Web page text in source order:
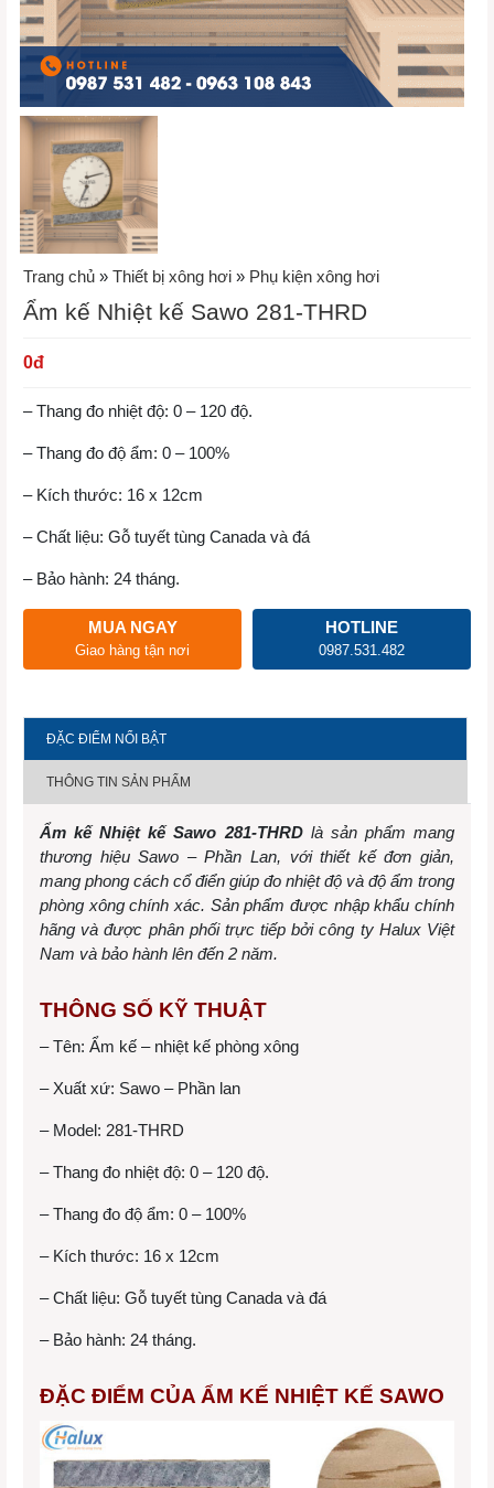
Trang chủ » Thiết bị xông hơi » Phụ kiện xông hơi
Ẩm kế Nhiệt kế Sawo 281-THRD
0đ
– Thang đo nhiệt độ: 0 – 120 độ.
– Thang đo độ ẩm: 0 – 100%
– Kích thước: 16 x 12cm
– Chất liệu: Gỗ tuyết tùng Canada và đá
– Bảo hành: 24 tháng.
MUA NGAY
Giao hàng tận nơi
HOTLINE
0987.531.482
ĐẶC ĐIỂM NỔI BẬT
THÔNG TIN SẢN PHẨM
Ẩm kế Nhiệt kế Sawo 281-THRDlà sản phẩm mang
thương hiệu Sawo – Phần Lan, với thiết kế đơn giản,
mang phong cách cổ điển giúp đo nhiệt độ và độ ẩm trong
phòng xông chính xác. Sản phẩm được nhập khẩu chính
hãng và được phân phối trực tiếp bởi công ty Halux Việt
Nam và bảo hành lên đến 2 năm.
THÔNG SỐ KỸ THUẬT
– Tên: Ẩm kế – nhiệt kế phòng xông
– Xuất xứ: Sawo – Phần lan
– Model: 281-THRD
– Thang đo nhiệt độ: 0 – 120 độ.
– Thang đo độ ẩm: 0 – 100%
– Kích thước: 16 x 12cm
– Chất liệu: Gỗ tuyết tùng Canada và đá
– Bảo hành: 24 tháng.
ĐẶC ĐIỂM CỦA ẨM KẾ NHIỆT KẾ SAWO